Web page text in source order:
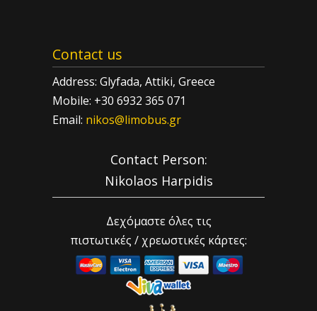
Contact us
Address: Glyfada, Attiki, Greece
Mobile: +30 6932 365 071
Email: nikos@limobus.gr
Contact Person:
Nikolaos Harpidis
Δεχόμαστε όλες τις
πιστωτικές / χρεωστικές κάρτες: